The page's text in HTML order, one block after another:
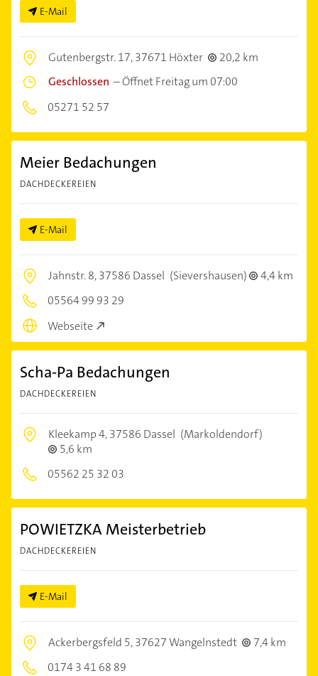
E-Mail
Gutenbergstr. 17,37671 Höxter
20,2 km
Geschlossen –Öffnet Freitag um 07:00
05271 52 57
Meier Bedachungen
DACHDECKEREIEN
E-Mail
Jahnstr. 8,37586 Dassel (Sievershausen)
4,4 km
05564 99 93 29
Webseite
Scha-Pa Bedachungen
DACHDECKEREIEN
Kleekamp 4,37586 Dassel (Markoldendorf)
5,6 km
05562 25 32 03
POWIETZKA Meisterbetrieb
DACHDECKEREIEN
E-Mail
Ackerbergsfeld 5,37627 Wangelnstedt
7,4 km
0174 3 41 68 89